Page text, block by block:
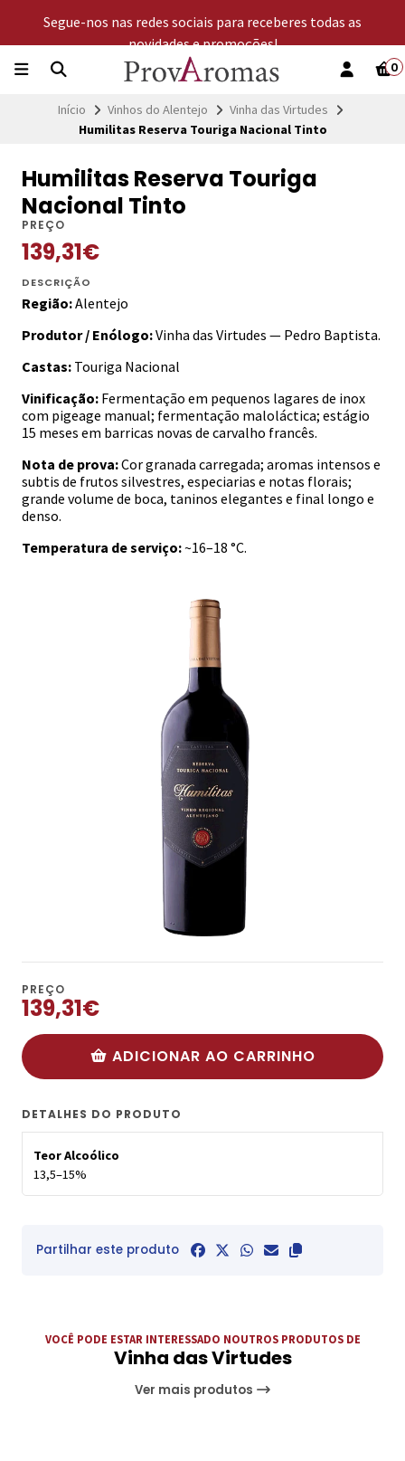
Segue-nos nas redes sociais para receberes todas as
novidades e promoções!
0
Início Vinhos do Alentejo
Vinha das Virtudes
Humilitas Reserva Touriga Nacional Tinto
Humilitas Reserva Touriga
Nacional Tinto
PREÇO
139,31€
DESCRIÇÃO
Região:Alentejo
Produtor / Enólogo:Vinha das Virtudes — Pedro Baptista.
Castas: Touriga Nacional
Vinificação: Fermentação em pequenos lagares de inox
com pigeage manual; fermentação maloláctica; estágio
15 meses em barricas novas de carvalho francês.
Nota de prova:Cor granada carregada; aromas intensos e
subtis de frutos silvestres, especiarias e notas florais;
grande volume de boca, taninos elegantes e final longo e
denso.
Temperatura de serviço:~16–18 °C.
PREÇO
139,31€
ADICIONAR AO CARRINHO
DETALHES DO PRODUTO
Teor Alcoólico
13,5–15%
Partilhar este produto
VOCÊ PODE ESTAR INTERESSADO NOUTROS PRODUTOS DE
Vinha das Virtudes
Ver mais produtos